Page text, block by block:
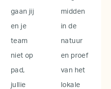
gaan jij
en je
team
niet op
pad,
jullie
midden
in de
natuur
en proef
van het
lokale